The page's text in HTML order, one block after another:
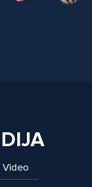
Video